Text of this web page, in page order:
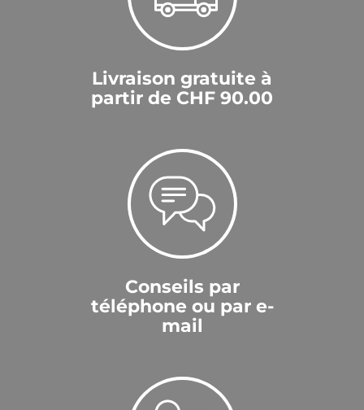
Livraison gratuite à
partir de CHF 90.00
Conseils par
téléphone ou par e-
mail